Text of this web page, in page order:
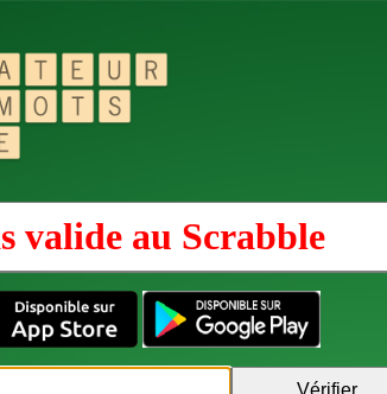
valide au Scrabble